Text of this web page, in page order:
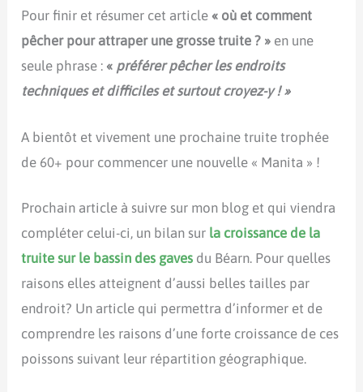
Pour finir et résumer cet article « où et comment
pêcher pour attraper une grosse truite ? » en une
seule phrase : « préférer pêcher les endroits
techniques et difficiles et surtout croyez-y ! »
A bientôt et vivement une prochaine truite trophée
de 60+ pour commencer une nouvelle « Manita » !
Prochain article à suivre sur mon blog et qui viendra
compléter celui-ci, un bilan sur la croissance de la
truite sur le bassin des gaves du Béarn. Pour quelles
raisons elles atteignent d’aussi belles tailles par
endroit? Un article qui permettra d’informer et de
comprendre les raisons d’une forte croissance de ces
poissons suivant leur répartition géographique.